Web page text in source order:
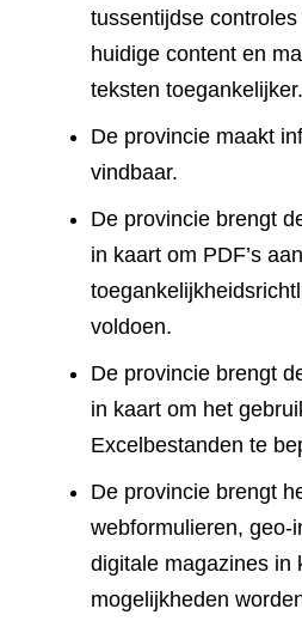
tussentijdse
huidige content en
teksten toegankelijker.
De provincie maakt
vindbaar.
De provincie brengt
in kaart om PDF’s
voldoen.
De provincie brengt
in kaart om het
Excelbestanden te
De provincie brengt
webformulieren, geo-
digitale magazines in
mogelijkheden